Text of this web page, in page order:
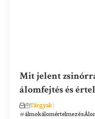
Mit jelent
álomfejtés és
Tárgyak
álmokálomértelmezés